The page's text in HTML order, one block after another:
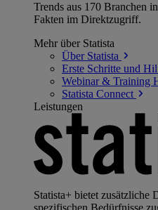
Trends aus 170 Branchen
Fakten im Direktzugriff.
Mehr über Statista
Über Statista
Erste Schritte und
Webinar & Training
Statista Connect
Leistungen
Statista+ bietet zusätzliche
spezifischen Bedürfnisse